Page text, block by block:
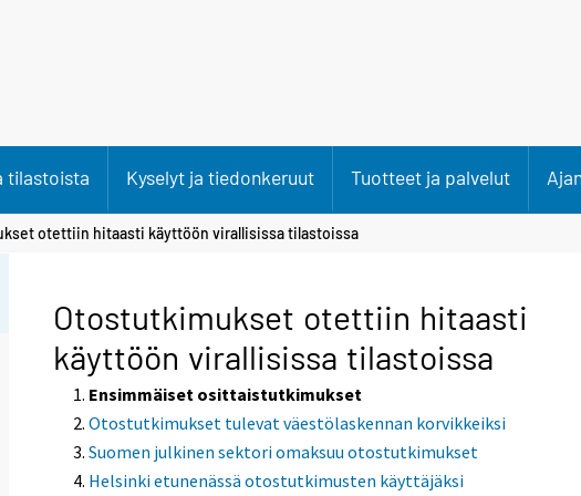
tilastoista Kyselyt ja tiedonkeruut Tuotteet ja palvelut
otettiin hitaasti käyttöön virallisissa tilastoissa
Otostutkimukset otettiin hitaasti
käyttöön virallisissa tilastoissa
Ensimmäiset osittaistutkimukset
Otostutkimukset tulevat väestölaskennan korvikkeiksi
Suomen julkinen sektori omaksuu otostutkimukset
Helsinki etunenässä otostutkimusten käyttäjäksi